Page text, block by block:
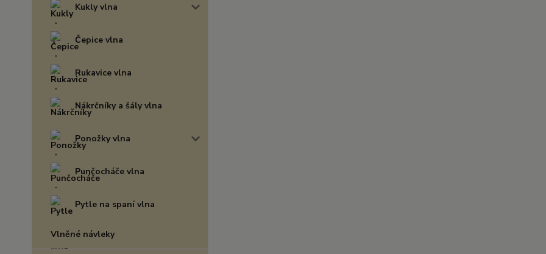
Kukly vlna
Čepice vlna
Rukavice vlna
Nákrčníky a šály vlna
Ponožky vlna
Punčocháče vlna
Pytle na spaní vlna
Vlněné návleky